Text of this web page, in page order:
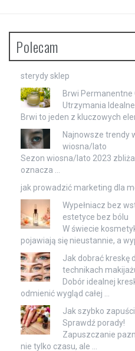
Polecam
sterydy sklep
Brwi Permanentne
Utrzymania
Brwi to jeden z kluczowych
Najnowsze trendy
wiosna/lato
Sezon wiosna/lato 2023
oznacza …
jak prowadzić marketing dla
Wypełniacz bez
estetyce bez bólu
W świecie
pojawiają się nieustannie, a
Jak dobrać kreskę
technikach
Dobór idealnej
odmienić wygląd całej …
Jak szybko
Sprawdź porady!
Zapuszczanie
nie tylko czasu, ale …